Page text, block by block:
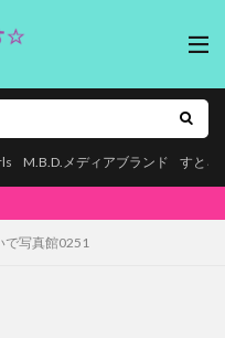
M.B.D.メディアブランド すとろ
で写真館0251